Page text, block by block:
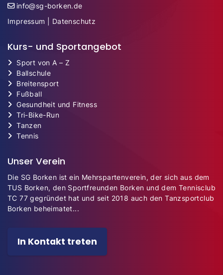
info@sg-borken.de
Impressum
Datenschutz
Kurs- und Sportangebot
Sport von A – Z
Ballschule
Breitensport
Fußball
Gesundheit und Fitness
Tri-Bike-Run
Tanzen
Tennis
Unser Verein
Die SG Borken ist ein Mehrspartenverein, der sich aus dem
TUS Borken, den Sportfreunden Borken und dem Tennisclub
TC 77 gegründet hat und seit 2018 auch den Tanzsportclub
Borken beheimatet...
In Kontakt treten